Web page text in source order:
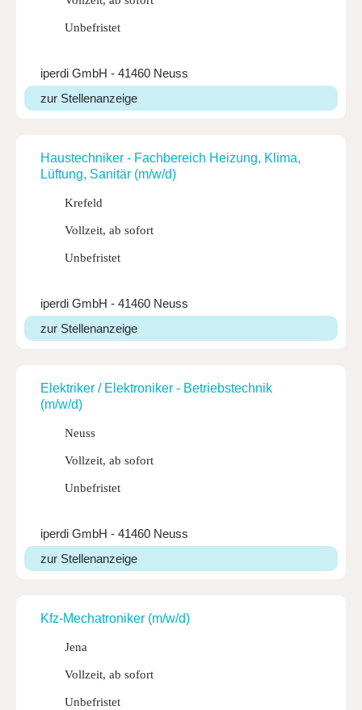
Unbefristet
iperdi GmbH - 41460 Neuss
zur Stellenanzeige
Haus­tech­niker - Fach­be­reich Heizung, Klima,
Lüftung, Sanitär (m/w/d)
Krefeld
Vollzeit, ab sofort
Unbefristet
iperdi GmbH - 41460 Neuss
zur Stellenanzeige
Elek­triker / Elek­tro­niker - Betriebs­technik
(m/w/d)
Neuss
Vollzeit, ab sofort
Unbefristet
iperdi GmbH - 41460 Neuss
zur Stellenanzeige
Kfz-Mecha­tro­niker (m/w/d)
Jena
Vollzeit, ab sofort
Unbefristet